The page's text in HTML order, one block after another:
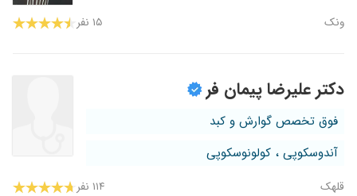
ونک ۱۵ نفر
دکتر علیرضا پیمان فر
فوق تخصص گوارش و کبد
آندوسکوپی ، کولونوسکوپی
قلهک ۱۱۴ نفر